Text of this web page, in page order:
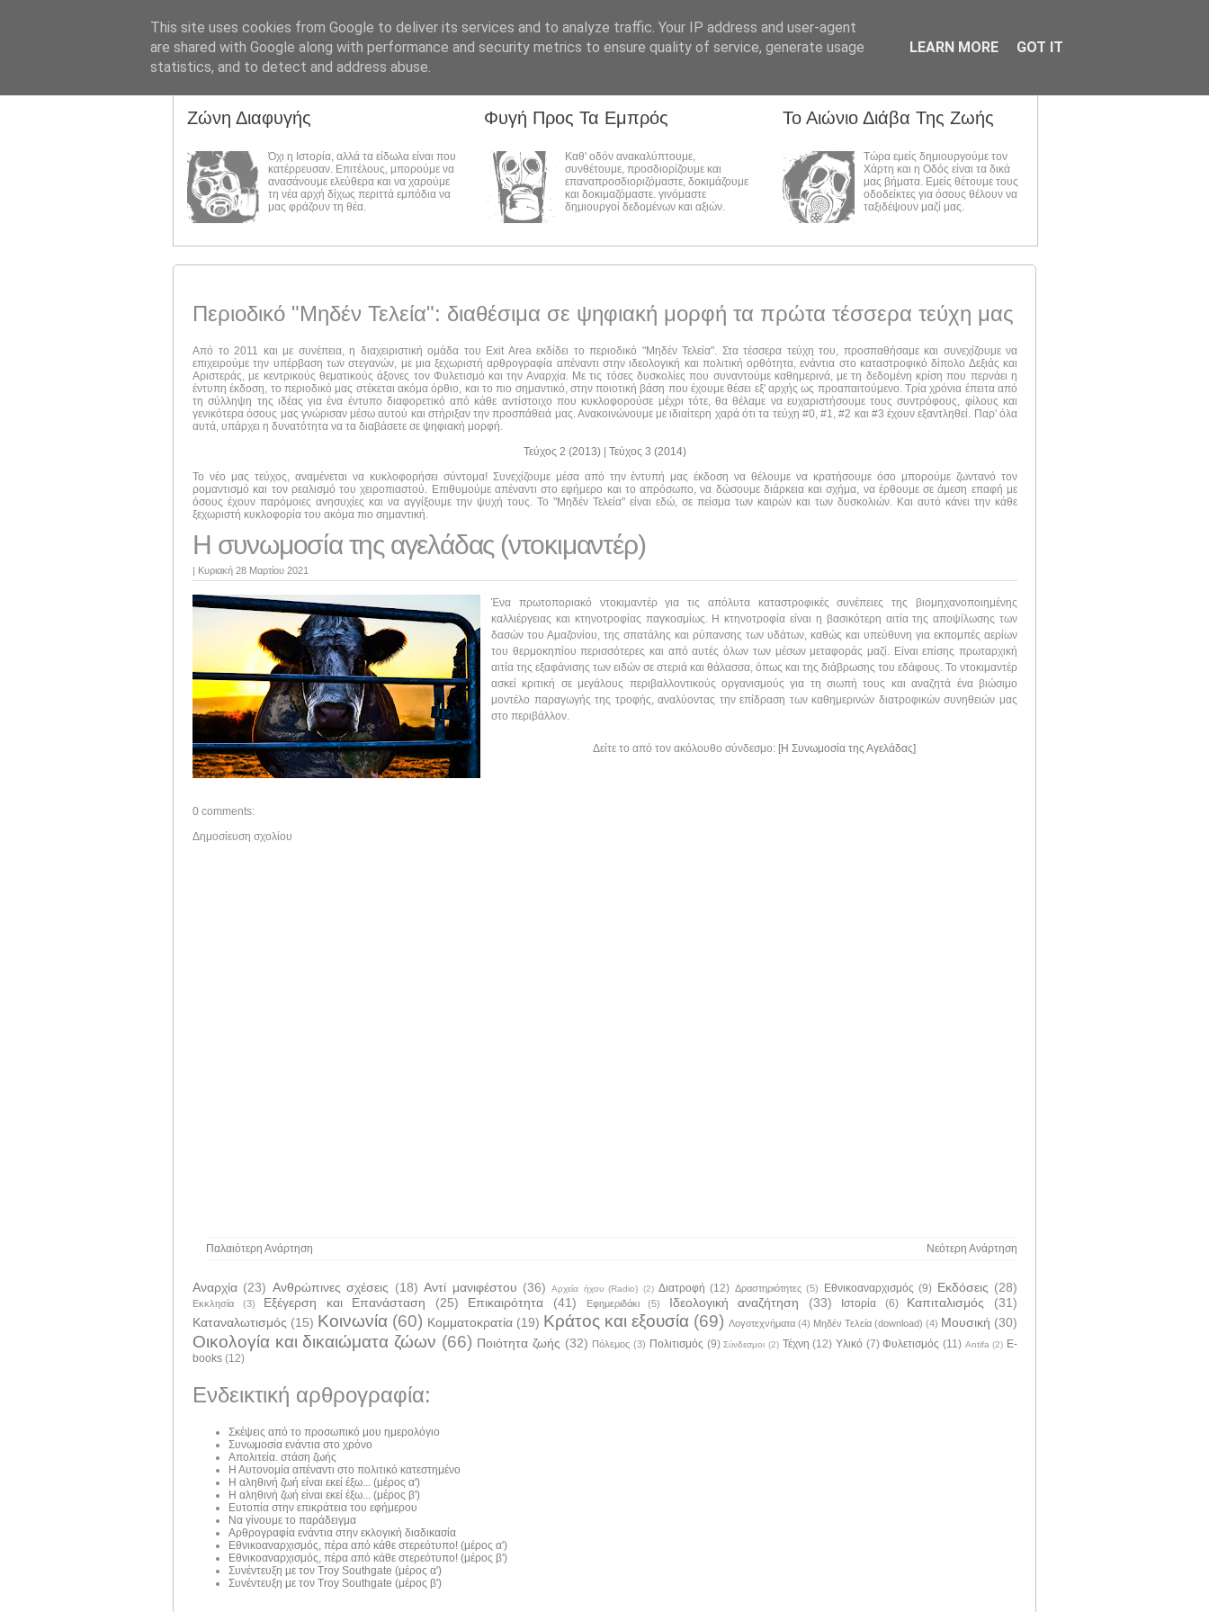
Ζώνη Διαφυγής
Όχι η Ιστορία, αλλά τα είδωλα είναι που
κατέρρευσαν. Επιτέλους, μπορούμε να
ανασάνουμε ελεύθερα και να χαρούμε
τη νέα αρχή δίχως περιττά εμπόδια να
μας φράζουν τη θέα.
Φυγή Προς Τα Εμπρός
Καθ' οδόν ανακαλύπτουμε,
συνθέτουμε, προσδιορίζουμε και
επαναπροσδιοριζόμαστε, δοκιμάζουμε
και δοκιμαζόμαστε. γινόμαστε
δημιουργοί δεδομένων και αξιών.
Το Αιώνιο Διάβα Της Ζωής
Τώρα εμείς δημιουργούμε τον
Χάρτη και η Οδός είναι τα δικά
μας βήματα. Εμείς θέτουμε τους
οδοδείκτες για όσους θέλουν να
ταξιδέψουν μαζί μας.
Περιοδικό "Μηδέν Τελεία": διαθέσιμα σε ψηφιακή μορφή τα πρώτα τέσσερα τεύχη μας
Από το 2011 και με συνέπεια, η διαχειριστική ομάδα του Exit Area εκδίδει το περιοδικό "Μηδέν Τελεία". Στα τέσσερα τεύχη του, προσπαθήσαμε και συνεχίζουμε να
επιχειρούμε την υπέρβαση των στεγανών, με μια ξεχωριστή αρθρογραφία απέναντι στην ιδεολογική και πολιτική ορθότητα, ενάντια στο καταστροφικό δίπολο Δεξιάς και
Αριστεράς, με κεντρικούς θεματικούς άξονες τον Φυλετισμό και την Αναρχία. Με τις τόσες δυσκολίες που συναντούμε καθημερινά, με τη δεδομένη κρίση που περνάει η
έντυπη έκδοση, το περιοδικό μας στέκεται ακόμα όρθιο, και το πιο σημαντικό, στην ποιοτική βάση που έχουμε θέσει εξ' αρχής ως προαπαιτούμενο. Τρία χρόνια έπειτα από
τη σύλληψη της ιδέας για ένα έντυπο διαφορετικό από κάθε αντίστοιχο που κυκλοφορούσε μέχρι τότε, θα θέλαμε να ευχαριστήσουμε τους συντρόφους, φίλους και
γενικότερα όσους μας γνώρισαν μέσω αυτού και στήριξαν την προσπάθειά μας. Ανακοινώνουμε με ιδιαίτερη χαρά ότι τα τεύχη #0, #1, #2 και #3 έχουν εξαντληθεί. Παρ' όλα
αυτά, υπάρχει η δυνατότητα να τα διαβάσετε σε ψηφιακή μορφή.
Τεύχος 2 (2013) | Τεύχος 3 (2014)
Το νέο μας τεύχος, αναμένεται να κυκλοφορήσει σύντομα! Συνεχίζουμε μέσα από την έντυπή μας έκδοση να θέλουμε να κρατήσουμε όσο μπορούμε ζωντανό τον
ρομαντισμό και τον ρεαλισμό του χειροπιαστού. Επιθυμούμε απέναντι στο εφήμερο και το απρόσωπο, να δώσουμε διάρκεια και σχήμα, να έρθουμε σε άμεση επαφή με
όσους έχουν παρόμοιες ανησυχίες και να αγγίξουμε την ψυχή τους. Το "Μηδέν Τελεία" είναι εδώ, σε πείσμα των καιρών και των δυσκολιών. Και αυτό κάνει την κάθε
ξεχωριστή κυκλοφορία του ακόμα πιο σημαντική.
Η συνωμοσία της αγελάδας (ντοκιμαντέρ)
| Κυριακή 28 Μαρτίου 2021
Ένα πρωτοποριακό ντοκιμαντέρ για τις απόλυτα καταστροφικές συνέπειες της βιομηχανοποιημένης
καλλιέργειας και κτηνοτροφίας παγκοσμίως. Η κτηνοτροφία είναι η βασικότερη αιτία της αποψίλωσης των
δασών του Αμαζονίου, της σπατάλης και ρύπανσης των υδάτων, καθώς και υπεύθυνη για εκπομπές αερίων
του θερμοκηπίου περισσότερες και από αυτές όλων των μέσων μεταφοράς μαζί. Είναι επίσης πρωταρχική
αιτία της εξαφάνισης των ειδών σε στεριά και θάλασσα, όπως και της διάβρωσης του εδάφους. Το ντοκιμαντέρ
ασκεί κριτική σε μεγάλους περιβαλλοντικούς οργανισμούς για τη σιωπή τους και αναζητά ένα βιώσιμο
μοντέλο παραγωγής της τροφής, αναλύοντας την επίδραση των καθημερινών διατροφικών συνηθειών μας
στο περιβάλλον.
Δείτε το από τον ακόλουθο σύνδεσμο: [Η Συνωμοσία της Αγελάδας]
0 comments:
Δημοσίευση σχολίου
Νεότερη Ανάρτηση
Παλαιότερη Ανάρτηση
Αναρχία (23) Ανθρώπινες σχέσεις (18) Αντί μανιφέστου (36) Αρχεία ήχου (Radio) (2) Διατροφή (12) Δραστηριότητες (5) Εθνικοαναρχισμός (9) Εκδόσεις (28)
Εκκλησία (3) Εξέγερση και Επανάσταση (25) Επικαιρότητα (41) Εφημεριδάκι (5) Ιδεολογική αναζήτηση (33) Ιστορία (6) Καπιταλισμός
(31)
Καταναλωτισμός (15) Κοινωνία (60) Κομματοκρατία (19) Κράτος και εξουσία (69) Λογοτεχνήματα (4) Μηδέν Τελεία (download) (4) Μουσική (30)
Οικολογία και δικαιώματα ζώων (66) Ποιότητα ζωής (32) Πόλεμος (3) Πολιτισμός (9) Σύνδεσμοι (2) Τέχνη (12) Υλικό (7) Φυλετισμός (11) Antifa (2) E-
books (12)
Ενδεικτική αρθρογραφία:
Σκέψεις από το προσωπικό μου ημερολόγιο
Συνωμοσία ενάντια στο χρόνο
Απολιτεία. στάση ζωής
Η Αυτονομία απέναντι στο πολιτικό κατεστημένο
Η αληθινή ζωή είναι εκεί έξω... (μέρος α')
Η αληθινή ζωή είναι εκεί έξω... (μέρος β')
Ευτοπία στην επικράτεια του εφήμερου
Να γίνουμε το παράδειγμα
Αρθρογραφία ενάντια στην εκλογική διαδικασία
Εθνικοαναρχισμός, πέρα από κάθε στερεότυπο! (μέρος α')
Εθνικοαναρχισμός, πέρα από κάθε στερεότυπο! (μέρος β')
Συνέντευξη με τον Troy Southgate (μέρος α')
Συνέντευξη με τον Troy Southgate (μέρος β')
This site uses cookies from Google to deliver its services and to analyze traffic. Your IP address and user-agent
are shared with Google along with performance and security metrics to ensure quality of service, generate usage
statistics, and to detect and address abuse.
LEARN MORE GOT IT